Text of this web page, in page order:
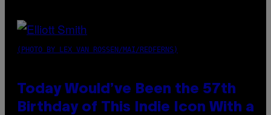
(PHOTO BY LEX VAN ROSSEN/MAI/REDFERNS)
Today Would’ve Been the 57th
Birthday of This Indie Icon With a